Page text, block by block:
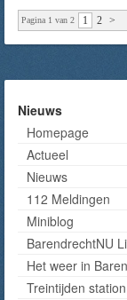
Pagina 1 van 2 1 2 >
Nieuws
Homepage
Actueel
Nieuws
112 Meldingen
Miniblog
BarendrechtNU
Het weer in
Treintijden